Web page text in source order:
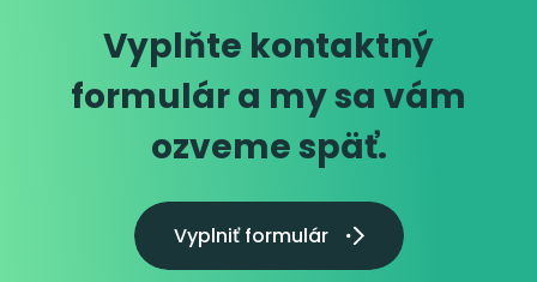
Vyplňte kontaktný
formulár a my sa vám
ozveme späť.
Vyplniť formulár